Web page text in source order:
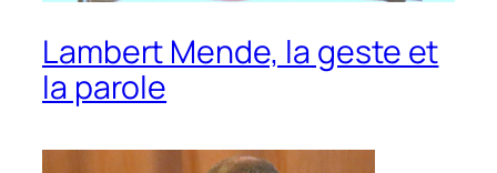
Lambert Mende, la geste et
la parole